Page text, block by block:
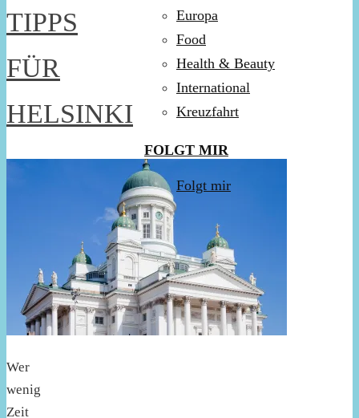
TIPPS
FÜR
HELSINKI
Wer
wenig
Zeit
Europa
Food
Health & Beauty
International
Kreuzfahrt
FOLGT MIR
Folgt mir